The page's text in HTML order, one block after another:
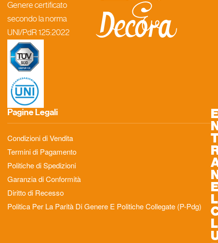
Genere certificato
secondo la norma
UNI/PdR 125:2022
Pagine Legali
Condizioni di Vendita
Termini di Pagamento
Politiche di Spedizioni
Garanzia di Conformità
Diritto di Recesso
Politica Per La Parità Di Genere E Politiche Collegate (P-Pdg)
L
L